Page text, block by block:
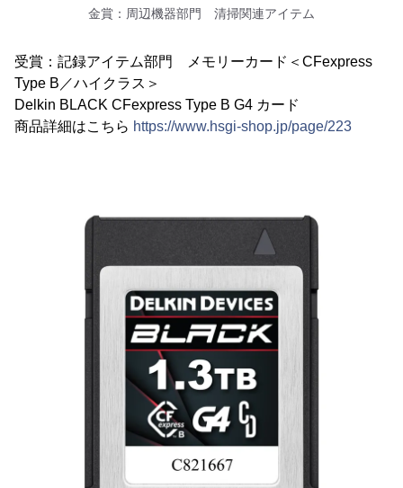
金賞：周辺機器部門 清掃関連アイテム
受賞：記録アイテム部門 メモリーカード＜CFexpress
Type B／ハイクラス＞
Delkin BLACK CFexpress Type B G4 カード
商品詳細はこちら https://www.hsgi-shop.jp/page/223